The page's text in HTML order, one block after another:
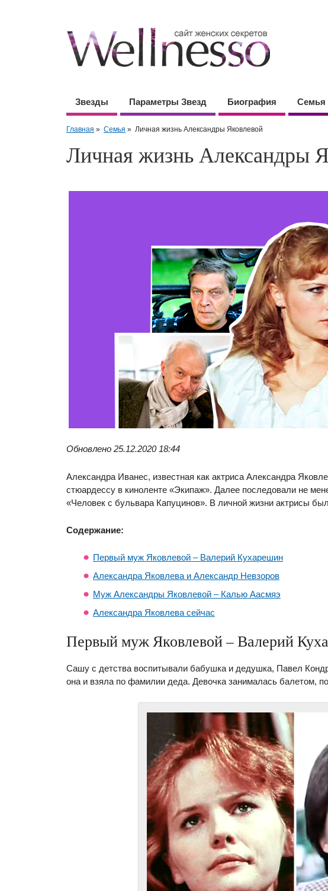
Звезды Параметры Звезд Биография Семья
Главная » Семья » Личная жизнь Александры Яковлевой
Личная жизнь Александры
Обновлено 25.12.2020 18:44
Александра Иванес, известная как актриса Александра
стюардессу в киноленте «Экипаж». Далее последовали не
«Человек с бульвара Капуцинов». В личной жизни актрисы
Содержание:
Первый муж Яковлевой – Валерий Кухарешин
Александра Яковлева и Александр Невзоров
Муж Александры Яковлевой – Калью Аасмяэ
Александра Яковлева сейчас
Первый муж Яковлевой – Валерий
Сашу с детства воспитывали бабушка и дедушка, Павел
она и взяла по фамилии деда. Девочка занималась балетом,